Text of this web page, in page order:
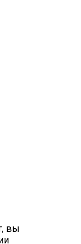
вы